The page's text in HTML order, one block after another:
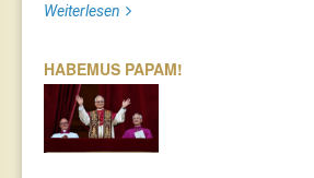
Weiterlesen
HABEMUS PAPAM!